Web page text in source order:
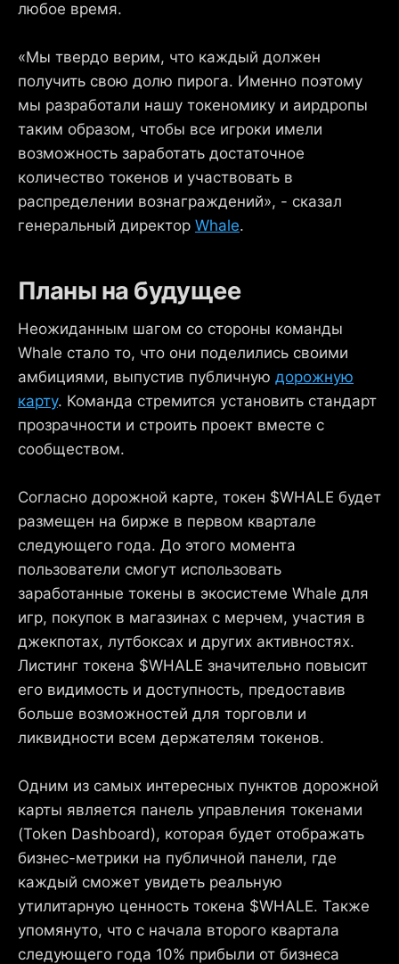
любое время.
«Мы твердо верим, что каждый должен
получить свою долю пирога. Именно поэтому
мы разработали нашу токеномику и аирдропы
таким образом, чтобы все игроки имели
возможность заработать достаточное
количество токенов и участвовать в
распределении вознаграждений», - сказал
генеральный директор Whale.
Планы на будущее
Неожиданным шагом со стороны команды
Whale стало то, что они поделились своими
амбициями, выпустив публичную дорожную
карту. Команда стремится установить стандарт
прозрачности и строить проект вместе с
сообществом.
Согласно дорожной карте, токен $WHALE будет
размещен на бирже в первом квартале
следующего года. До этого момента
пользователи смогут использовать
заработанные токены в экосистеме Whale для
игр, покупок в магазинах с мерчем, участия в
джекпотах, лутбоксах и других активностях.
Листинг токена $WHALE значительно повысит
его видимость и доступность, предоставив
больше возможностей для торговли и
ликвидности всем держателям токенов.
Одним из самых интересных пунктов дорожной
карты является панель управления токенами
(Token Dashboard), которая будет отображать
бизнес-метрики на публичной панели, где
каждый сможет увидеть реальную
утилитарную ценность токена $WHALE. Также
упомянуто, что с начала второго квартала
следующего года 10% прибыли от бизнеса